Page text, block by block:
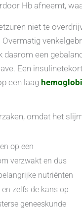
Hb afneemt,
niet te
daarom een
Een
een laag
omdat het
op een
verzwakt en dus
nutriënten
zelfs de kans op
geneeskunde